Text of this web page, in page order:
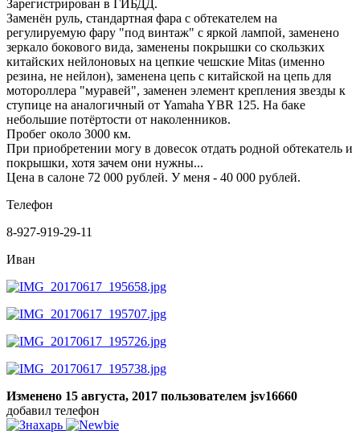
Зарегистрирован в ГИБДД.
Заменён руль, стандартная фара с обтекателем на
регулируемую фару "под винтаж" с яркой лампой, заменено
зеркало бокового вида, заменены покрышки со скользких
китайских нейлоновых на цепкие чешские Mitas (именно
резина, не нейлон), заменена цепь с китайской на цепь для
мотороллера "муравей", заменен элемент крепления звезды к
ступице на аналогичный от Yamaha YBR 125. На баке
небольшие потёртости от наколенников.
Пробег около 3000 км.
При приобретении могу в довесок отдать родной обтекатель и
покрышки, хотя зачем они нужны...
Цена в салоне 72 000 рублей. У меня - 40 000 рублей.
Телефон
8-927-919-29-11
Иван
Изменено 15 августа, 2017 пользователем jsv16660
добавил телефон